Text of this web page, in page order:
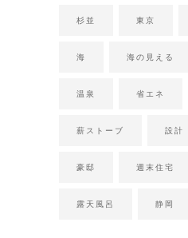
杉並 東京
海 海の見える
温泉 省エネ
薪ストーブ 設計
豪邸 週末住宅
露天風呂 静岡